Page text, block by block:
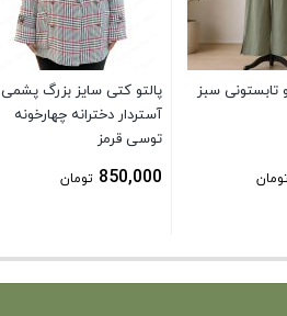
تابستونی سبز
پالتو کتی سایز بزرگ پشمی
آستردار دخترانه چهارخونه
توسی قرمز
850,000 تومان